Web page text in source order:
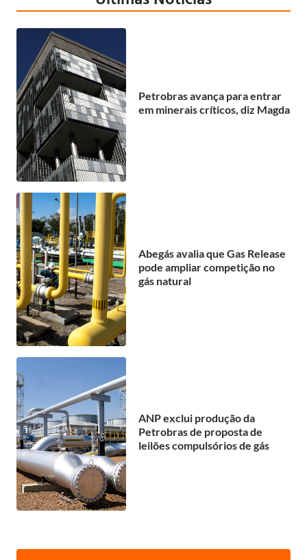
Petrobras avança para entrar
em minerais críticos, diz Magda
Abegás avalia que Gas Release
pode ampliar competição no
gás natural
ANP exclui produção da
Petrobras de proposta de
leilões compulsórios de gás